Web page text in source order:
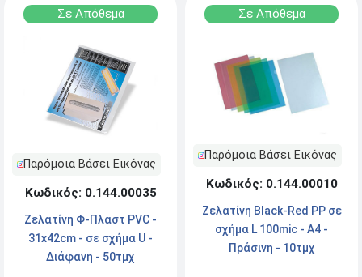
Σε Απόθεμα
Παρόμοια Βάσει Εικόνας
Κωδικός: 0.144.00035
Ζελατίνη Φ-Πλαστ PVC -
31x42cm - σε σχήμα U -
Διάφανη - 50τμχ
Σε Απόθεμα
Παρόμοια Βάσει Εικόνας
Κωδικός: 0.144.00010
Zελατίνη Black-Red PP σε
σχήμα L 100mic - A4 -
Πράσινη - 10τμχ